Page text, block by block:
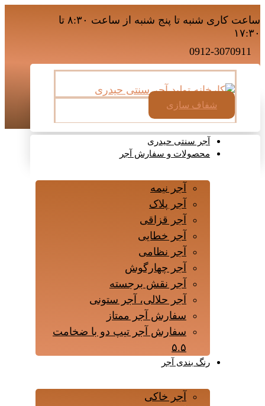
ساعت کاری شنبه تا پنج شنبه از ساعت ۸:۳۰ تا
۱۷:۳۰
0912-3070911
شفاف سازی
آجر سنتی حیدری
محصولات و سفارش آجر
آجر نیمه
آجر پلاک
آجر قزاقی
آجر خطایی
آجر نظامی
آجر چهارگوش
آجر نقش برجسته
آجر حلالی، آجر ستونی
سفارش آجر ممتاز
سفارش آجر تیپ دو با ضخامت
۵.۵
رنگ بندی آجر
آجر خاکی